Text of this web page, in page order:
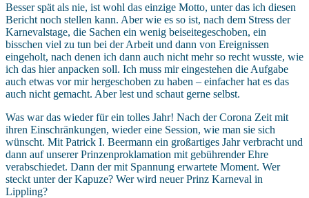
Besser spät als nie, ist wohl das einzige Motto, unter das ich diesen
Bericht noch stellen kann. Aber wie es so ist, nach dem Stress der
Karnevalstage, die Sachen ein wenig beiseitegeschoben, ein
bisschen viel zu tun bei der Arbeit und dann von Ereignissen
eingeholt, nach denen ich dann auch nicht mehr so recht wusste, wie
ich das hier anpacken soll. Ich muss mir eingestehen die Aufgabe
auch etwas vor mir hergeschoben zu haben – einfacher hat es das
auch nicht gemacht. Aber lest und schaut gerne selbst.
Was war das wieder für ein tolles Jahr! Nach der Corona Zeit mit
ihren Einschränkungen, wieder eine Session, wie man sie sich
wünscht. Mit Patrick I. Beermann ein großartiges Jahr verbracht und
dann auf unserer Prinzenproklamation mit gebührender Ehre
verabschiedet. Dann der mit Spannung erwartete Moment. Wer
steckt unter der Kapuze? Wer wird neuer Prinz Karneval in
Lippling?